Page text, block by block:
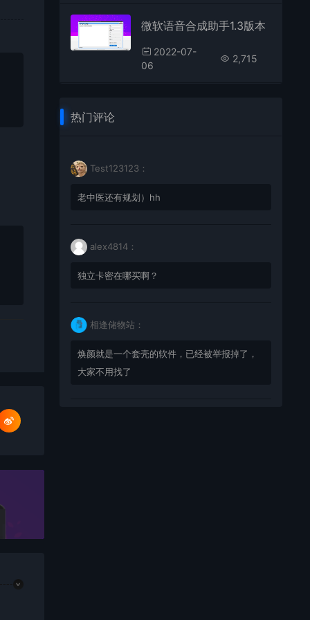
微软语音合成助手1.3版本
2022-07-
06
2,715
热门评论
Test123123：
老中医还有规划）hh
alex4814：
独立卡密在哪买啊？
相逢储物站：
焕颜就是一个套壳的软件，已经被举报掉了，
大家不用找了